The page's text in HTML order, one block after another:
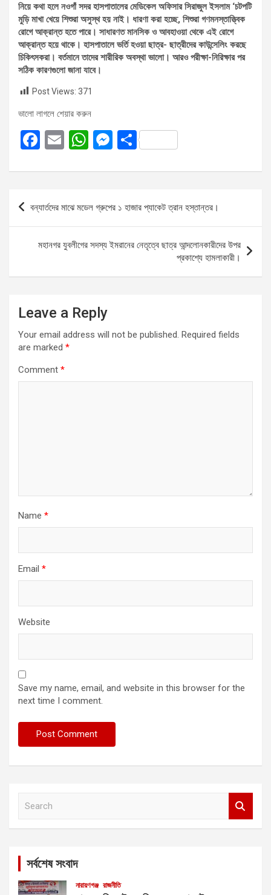
নিয়ে কথা হলে নওগাঁ সদর হাসপাতালের মেডিকেল অফিসার সিরাজুল ইসলাম ‘চটপটি
মুড়ি মাখা খেয়ে শিশুরা অসুস্থ হয় নাই। ধারণা করা হচ্ছে, শিশুরা গণমনস্তাত্ত্বিক
রোগে আক্রান্ত হতে পারে। সাধারণত মানসিক ও আবহাওয়া থেকে এই রোগে
আক্রান্ত হয়ে থাকে। হাসপাতালে ভর্তি হওয়া ছাত্র- ছাত্রীদের কাউন্সেলিং করছে
চিকিৎসকরা। বর্তমানে তাদের শারীরিক অবস্থা ভালো। আরও পরীক্ষা-নিরিক্ষার পর
সঠিক কারণগুলো জানা যাবে।
Post Views: 371
ভালো লাগলে শেয়ার করুন
F
ce
b
o
o
k
E
ail
W
at
A
p
p
M
se
g
er
S
ar
Post
navigation
বন্যার্তদের মাঝে মডেল গ্রুপের ১ হাজার প্যাকেট ত্রান হস্তান্তর।
মহানগর যুবলীগের সদস্য ইমরানের নেতৃত্বে ছাত্র আন্দলোনকারীদের উপর
প্রকাশ্যে হামলাকারী।
Leave a Reply
Your email address will not be published. Required fields
are marked *
Comment *
Name *
Email *
Website
Save my name, email, and website in this browser for the
next time I comment.
সর্বশেষ সংবাদ
নারায়ণগঞ্জ রাজনীতি